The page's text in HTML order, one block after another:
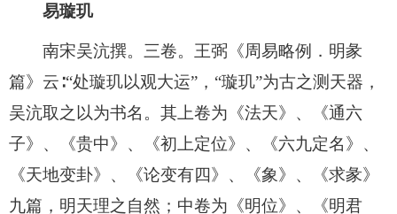
易璇玑
南宋吴沆撰。三卷。王弼《周易略例．明彖
篇》云∶“处璇玑以观大运”，“璇玑”为古之测天器，
吴沆取之以为书名。其上卷为《法天》、《通六
子》、《贵中》、《初上定位》、《六九定名》、
《天地变卦》、《论变有四》、《象》、《求彖》
九篇，明天理之自然；中卷为《明位》、《明君